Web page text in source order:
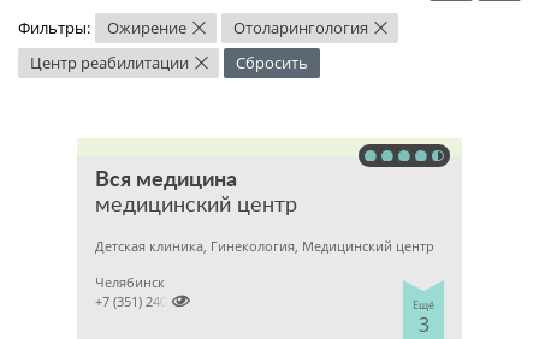
Фильтры: Ожирение × Отоларингология ×
Центр реабилитации × Сбросить
Вся медицина
медицинский центр
Детская клиника, Гинекология, Медицинский центр
Ещё
3
Челябинск

+7 (351) 2400303